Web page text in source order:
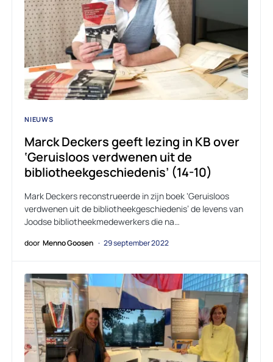
NIEUWS
Marck Deckers geeft lezing in KB over
‘Geruisloos verdwenen uit de
bibliotheekgeschiedenis’ (14-10)
Mark Deckers reconstrueerde in zijn boek ‘Geruisloos
verdwenen uit de bibliotheekgeschiedenis’ de levens van
Joodse bibliotheekmedewerkers die na…
door Menno Goosen 29 september 2022